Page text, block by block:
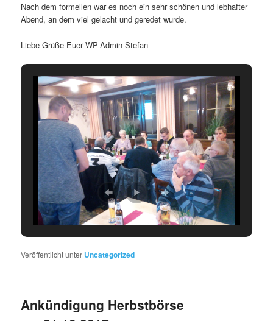
Nach dem formellen war es noch ein sehr schönen und lebhafter
Abend, an dem viel gelacht und geredet wurde.
Liebe Grüße Euer WP-Admin Stefan
Veröffentlicht unter Uncategorized
Ankündigung Herbstbörse